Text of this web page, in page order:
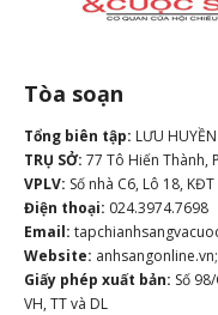
Tòa soạn
Tổng biên tập: LƯU
TRỤ SỞ: 77 Tô Hiến Thành,
VPLV: Số nhà C6, Lô 18,
Điện thoại: 024.3974.7698
Email:
Website:
Giấy phép xuất bản: Số
VH, TT và DL